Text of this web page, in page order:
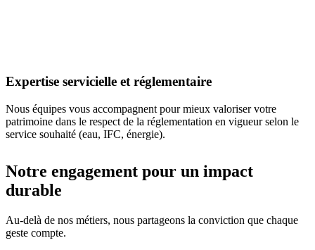
Expertise servicielle et réglementaire
Nous équipes vous accompagnent pour mieux valoriser votre
patrimoine dans le respect de la réglementation en vigueur selon le
service souhaité (eau, IFC, énergie).
Notre engagement pour un impact
durable
Au-delà de nos métiers, nous partageons la conviction que chaque
geste compte.